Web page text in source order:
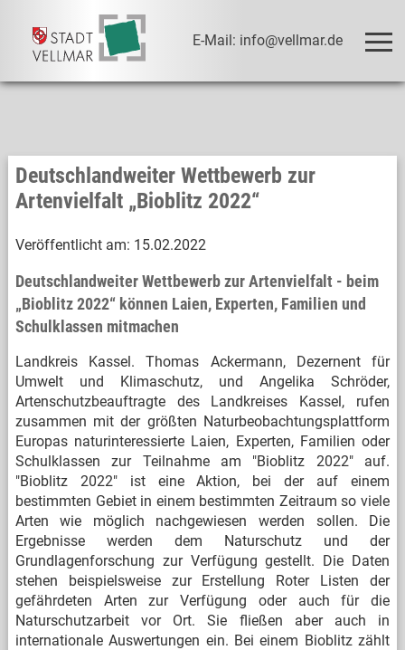
E-Mail: info@vellmar.de
Deutschlandweiter Wettbewerb zur
Artenvielfalt „Bioblitz 2022“
Veröffentlicht am: 15.02.2022
Deutschlandweiter Wettbewerb zur Artenvielfalt - beim
„Bioblitz 2022“ können Laien, Experten, Familien und
Schulklassen mitmachen
Landkreis Kassel. Thomas Ackermann, Dezernent für
Umwelt und Klimaschutz, und Angelika Schröder,
Artenschutzbeauftragte des Landkreises Kassel, rufen
zusammen mit der größten Naturbeobachtungsplattform
Europas naturinteressierte Laien, Experten, Familien oder
Schulklassen zur Teilnahme am "Bioblitz 2022" auf.
"Bioblitz 2022" ist eine Aktion, bei der auf einem
bestimmten Gebiet in einem bestimmten Zeitraum so viele
Arten wie möglich nachgewiesen werden sollen. Die
Ergebnisse werden dem Naturschutz und der
Grundlagenforschung zur Verfügung gestellt. Die Daten
stehen beispielsweise zur Erstellung Roter Listen der
gefährdeten Arten zur Verfügung oder auch für die
Naturschutzarbeit vor Ort. Sie fließen aber auch in
internationale Auswertungen ein. Bei einem Bioblitz zählt